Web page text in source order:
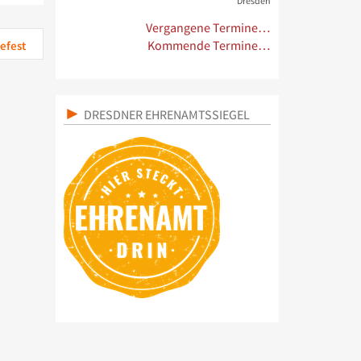
Vergangene Termine…
Kommende Termine…
DRESDNER EHRENAMTSSIEGEL